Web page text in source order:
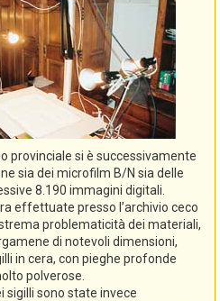
provinciale si è successivamente
sia dei microfilm B/N sia delle
8.190 immagini digitali.
effettuate presso l’archivio ceco
problematicità dei materiali,
di notevoli dimensioni,
in cera, con pieghe profonde
polverose.
sigilli sono state invece